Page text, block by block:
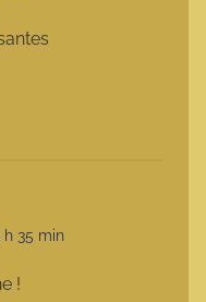
h 35 min
!